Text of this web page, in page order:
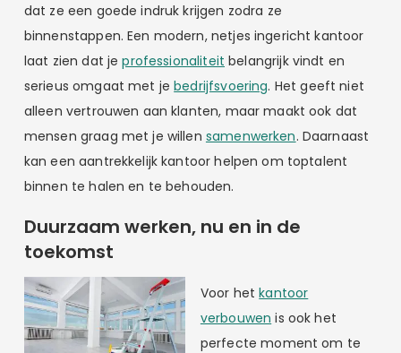
dat ze een goede indruk krijgen zodra ze
binnenstappen. Een modern, netjes ingericht kantoor
laat zien dat jeprofessionaliteit belangrijk vindt en
serieus omgaat met jebedrijfsvoering. Het geeft niet
alleen vertrouwen aan klanten, maar maakt ook dat
mensen graag met je willen samenwerken. Daarnaast
kan een aantrekkelijk kantoor helpen om toptalent
binnen te halen en te behouden.
Duurzaam werken, nu en in de
toekomst
Voor hetkantoor
verbouwen is ook het
perfecte moment om te